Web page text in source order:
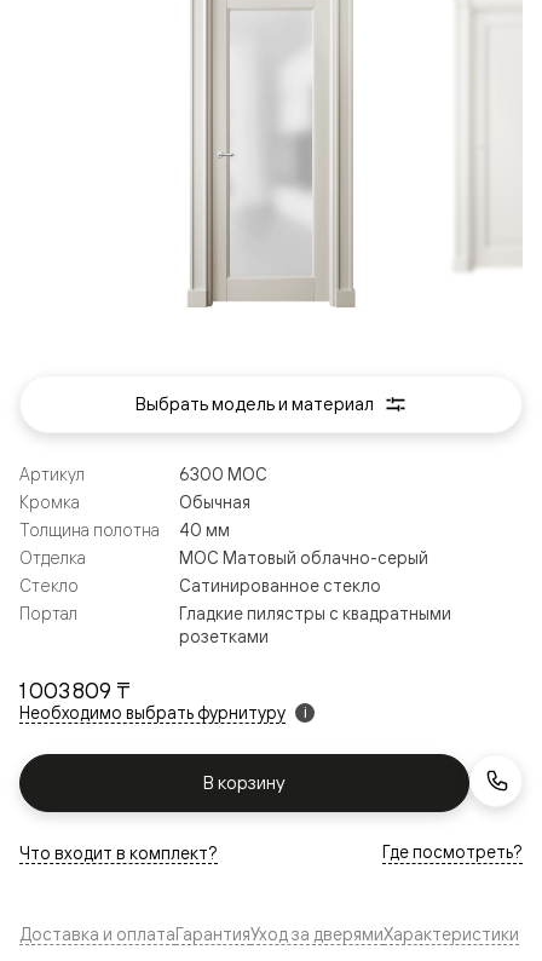
1 003 809 ₸
Необходимо выбрать фурнитуру i
В корзину
Артикул
6300 МОС
Кромка
Обычная
Толщина полотна
40 мм
Отделка
МОС Матовый облачно-серый
Стекло
Сатинированное стекло
Портал
Гладкие пилястры с квадратными
розетками
Что входит в комплект? Где посмотреть?
Выбрать модель и материал
Доставка и оплатаГарантияУход за дверямиХарактеристики